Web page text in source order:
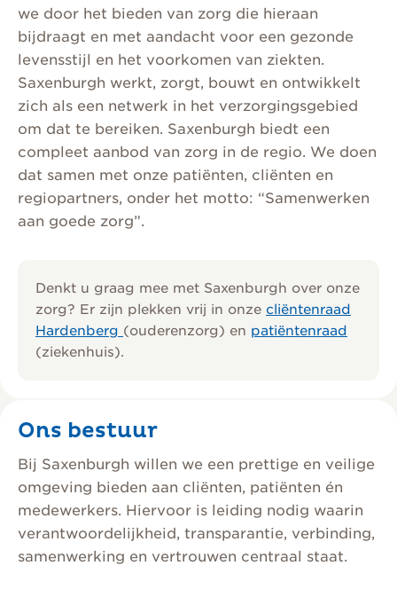
we door het bieden van zorg die hieraan
bijdraagt en met aandacht voor een gezonde
levensstijl en het voorkomen van ziekten.
Saxenburgh werkt, zorgt, bouwt en ontwikkelt
zich als een netwerk in het verzorgingsgebied
om dat te bereiken. Saxenburgh biedt een
compleet aanbod van zorg in de regio. We doen
dat samen met onze patiënten, cliënten en
regiopartners, onder het motto: “Samenwerken
aan goede zorg”.
Denkt u graag mee met Saxenburgh over onze
zorg? Er zijn plekken vrij in onze cliëntenraad
Hardenberg (ouderenzorg) en patiëntenraad
(ziekenhuis).
Ons bestuur
Bij Saxenburgh willen we een prettige en veilige
omgeving bieden aan cliënten, patiënten én
medewerkers. Hiervoor is leiding nodig waarin
verantwoordelijkheid, transparantie, verbinding,
samenwerking en vertrouwen centraal staat.